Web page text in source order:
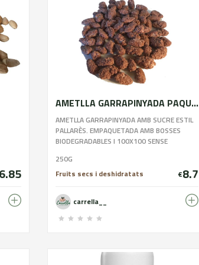
6.85
AMETLLA GARRAPINYADA PAQUITA
AMETLLA GARRAPINYADA AMB SUCRE ESTIL
PALLARÈS. EMPAQUETADA AMB BOSSES
BIODEGRADABLES I 100X100 SENSE
250G
Fruits secs i deshidratats
€8.7
carrella__